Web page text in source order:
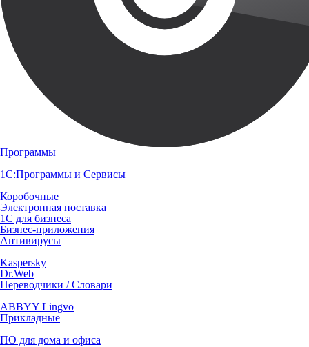
Программы
1С:Программы и Сервисы
Коробочные
Электронная поставка
1С для бизнеса
Бизнес-приложения
Антивирусы
Kaspersky
Dr.Web
Переводчики / Словари
ABBYY Lingvo
Прикладные
ПО для дома и офиса